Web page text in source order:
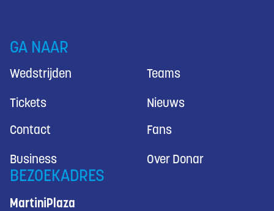
GA NAAR
Wedstrijden Teams
Tickets Nieuws
Contact Fans
Business Over Donar
BEZOEKADRES
MartiniPlaza